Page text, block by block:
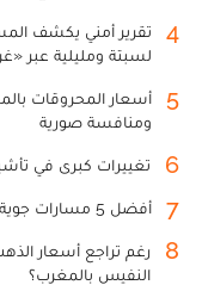
4
تقرير أمني يكشف
لسبتة ومليلية عبر
5
أسعار المحروقات
ومنافسة صورية
6 تغييرات كبرى في
7 أفضل 5 مسارات جوية بإفريقيا وأكثرها ازدحاما
8
رغم تراجع أسعار
النفيس بالمغرب؟